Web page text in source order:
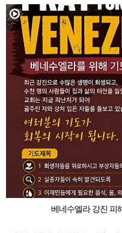
베네수엘라 강진 피